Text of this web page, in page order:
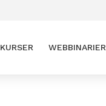
KURSER WEBBINARIER